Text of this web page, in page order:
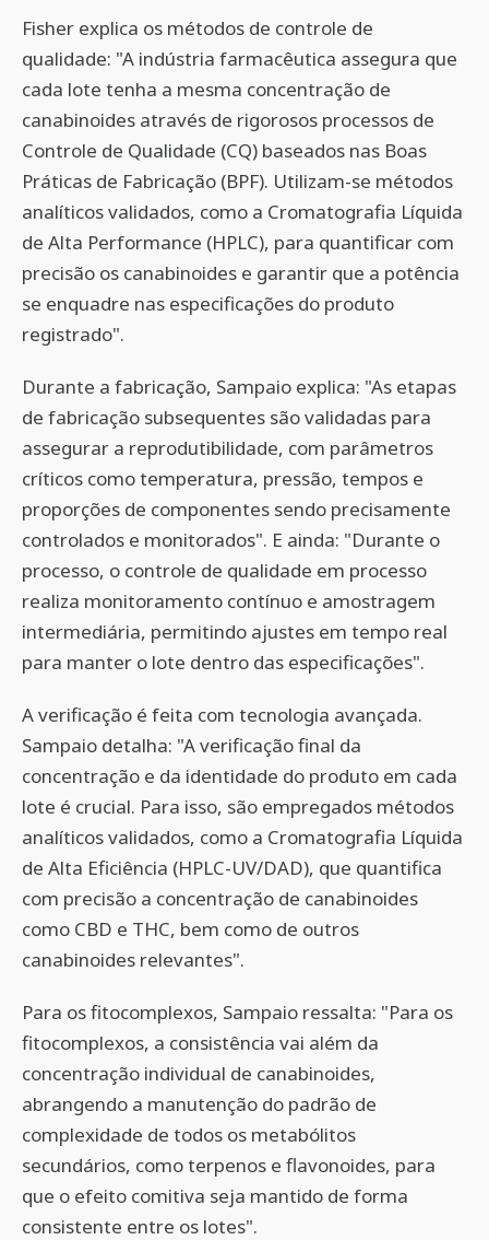
Fisher explica os métodos de controle de
qualidade: "A indústria farmacêutica assegura que
cada lote tenha a mesma concentração de
canabinoides através de rigorosos processos de
Controle de Qualidade (CQ) baseados nas Boas
Práticas de Fabricação (BPF). Utilizam-se métodos
analíticos validados, como a Cromatografia Líquida
de Alta Performance (HPLC), para quantificar com
precisão os canabinoides e garantir que a potência
se enquadre nas especificações do produto
registrado".
Durante a fabricação, Sampaio explica: "As etapas
de fabricação subsequentes são validadas para
assegurar a reprodutibilidade, com parâmetros
críticos como temperatura, pressão, tempos e
proporções de componentes sendo precisamente
controlados e monitorados". E ainda: "Durante o
processo, o controle de qualidade em processo
realiza monitoramento contínuo e amostragem
intermediária, permitindo ajustes em tempo real
para manter o lote dentro das especificações".
A verificação é feita com tecnologia avançada.
Sampaio detalha: "A verificação final da
concentração e da identidade do produto em cada
lote é crucial. Para isso, são empregados métodos
analíticos validados, como a Cromatografia Líquida
de Alta Eficiência (HPLC-UV/DAD), que quantifica
com precisão a concentração de canabinoides
como CBD e THC, bem como de outros
canabinoides relevantes".
Para os fitocomplexos, Sampaio ressalta: "Para os
fitocomplexos, a consistência vai além da
concentração individual de canabinoides,
abrangendo a manutenção do padrão de
complexidade de todos os metabólitos
secundários, como terpenos e flavonoides, para
que o efeito comitiva seja mantido de forma
consistente entre os lotes".